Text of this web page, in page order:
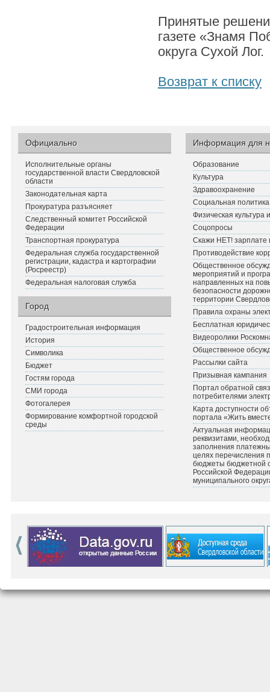
Принятые
газете «Знамя
округа Сухой Лог.
Возврат к списку
Официально
Исполнительные органы
государственной власти Свердловской
области
Законодательная карта
Прокуратура разъясняет
Следственный комитет Российской
Федерации
Транспортная прокуратура
Федеральная служба государственной
регистрации, кадастра и картографии
(Росреестр)
Федеральная налоговая служба
Город
Градостроительная информация
История
Символика
Бюджет
Гостям города
СМИ города
Фотогалерея
Формирование комфортной городской
среды
Информация для
Образование
Культура
Здравоохранение
Социальная политика
Физическая культура
Соцопросы
Скажи НЕТ! зарплате
Противодействие
Общественное
мероприятий и
направленных на
безопасности
территории
Правила охраны
Бесплатная
Видеоролики
Общественное
Рассылки сайта
Призывная кампания
Портал обратной
потребителями
Карта доступности
портала «Жить
Актуальная
реквизитами,
заполнения
целях перечисления
бюджеты бюджетной
Российской
муниципального